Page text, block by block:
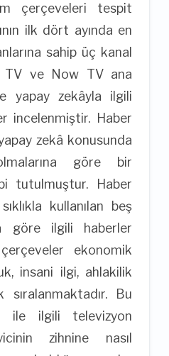
çerçeveleri tespit
ilk dört ayında en
sahip üç kanal
TV ve Now TV ana
yapay zekâyla ilgili
incelenmiştir. Haber
zekâ konusunda
göre bir
tutulmuştur. Haber
kullanılan beş
göre ilgili haberler
ekonomik
insani ilgi, ahlakilik
Bu
ile ilgili televizyon
zihnine nasıl